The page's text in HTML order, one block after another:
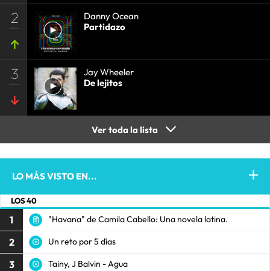
2
Danny Ocean
Partidazo
3
Jay Wheeler
De lejitos
Ver toda la lista
LO MÁS VISTO EN...
LOS 40
1 "Havana" de Camila Cabello: Una novela latina.
2 Un reto por 5 días
3 Tainy, J Balvin - Agua